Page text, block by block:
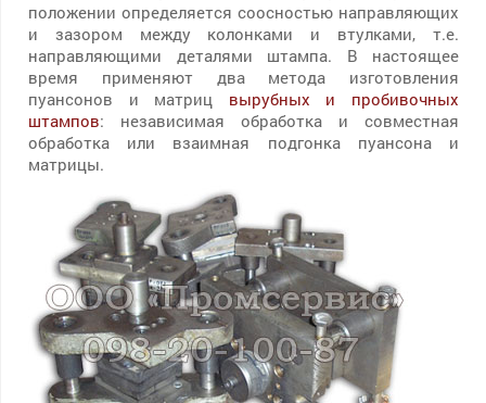
положении определяется соосностью направляющих
и зазором между колонками и втулками, т.е.
направляющими деталями штампа. В настоящее
время применяют два метода изготовления
пуансонов и матриц вырубных и пробивочных
штампов: независимая обработка и совместная
обработка или взаимная подгонка пуансона и
матрицы.